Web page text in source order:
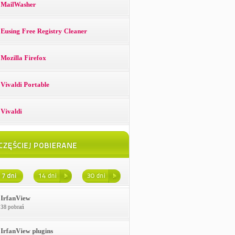
MailWasher
Eusing Free Registry Cleaner
Mozilla Firefox
Vivaldi Portable
Vivaldi
IrfanView
38 pobrań
IrfanView plugins